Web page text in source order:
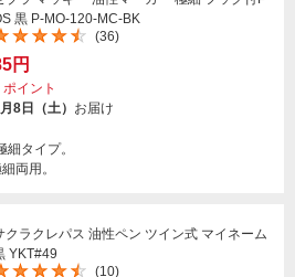
黒 P-MO-120-MC-BK
(36)
円
ポイント
8日（土） お届け
タイプ。
両用。
クラクレパス 油性ペン ツイン式 マイネーム
YKT#49
(10)